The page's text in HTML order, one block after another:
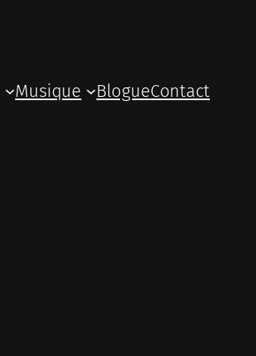
Musique BlogueContact